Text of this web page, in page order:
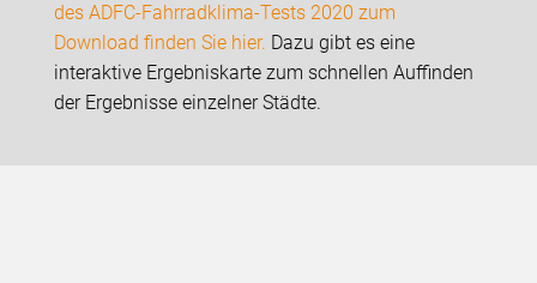
des ADFC-Fahrradklima-Tests 2020 zum
Download finden Sie hier. Dazu gibt es eine
interaktive Ergebniskarte zum schnellen Auffinden
der Ergebnisse einzelner Städte.